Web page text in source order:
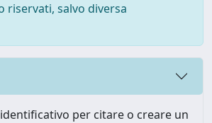
salvo diversa
per citare o creare un